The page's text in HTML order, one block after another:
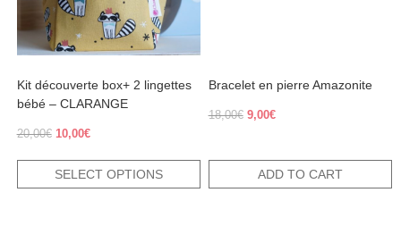
Kit découverte box+ 2 lingettes
bébé – CLARANGE
20,00€ Original
20,00€.
10,00€Current
10,00€.
SELECT OPTIONS
chosen
on
the
page
Bracelet en pierre Amazonite
18,00€ Original
18,00€.
9,00€Current
9,00€.
ADD TO CART